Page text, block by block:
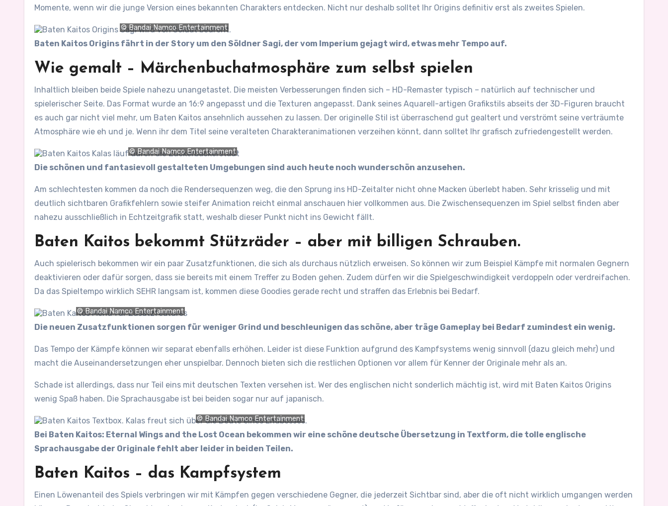
Momente, wenn wir die junge Version eines bekannten Charakters entdecken. Nicht nur deshalb solltet Ihr Origins definitiv erst als zweites Spielen.
© Bandai Namco Entertainment
Baten Kaitos Origins fährt in der Story um den Söldner Sagi, der vom Imperium gejagt wird, etwas mehr Tempo auf.
Wie gemalt – Märchenbuchatmosphäre zum selbst spielen
Inhaltlich bleiben beide Spiele nahezu unangetastet. Die meisten Verbesserungen finden sich – HD-Remaster typisch – natürlich auf technischer und
spielerischer Seite. Das Format wurde an 16:9 angepasst und die Texturen angepasst. Dank seines Aquarell-artigen Grafikstils abseits der 3D-Figuren braucht
es auch gar nicht viel mehr, um Baten Kaitos ansehnlich aussehen zu lassen. Der originelle Stil ist überraschend gut gealtert und verströmt seine verträumte
Atmosphäre wie eh und je. Wenn ihr dem Titel seine veralteten Charakteranimationen verzeihen könnt, dann solltet Ihr grafisch zufriedengestellt werden.
© Bandai Namco Entertainment
Die schönen und fantasievoll gestalteten Umgebungen sind auch heute noch wunderschön anzusehen.
Am schlechtesten kommen da noch die Rendersequenzen weg, die den Sprung ins HD-Zeitalter nicht ohne Macken überlebt haben. Sehr krisselig und mit
deutlich sichtbaren Grafikfehlern sowie steifer Animation reicht einmal anschauen hier vollkommen aus. Die Zwischensequenzen im Spiel selbst finden aber
nahezu ausschließlich in Echtzeitgrafik statt, weshalb dieser Punkt nicht ins Gewicht fällt.
Baten Kaitos bekommt Stützräder – aber mit billigen Schrauben.
Auch spielerisch bekommen wir ein paar Zusatzfunktionen, die sich als durchaus nützlich erweisen. So können wir zum Beispiel Kämpfe mit normalen Gegnern
deaktivieren oder dafür sorgen, dass sie bereits mit einem Treffer zu Boden gehen. Zudem dürfen wir die Spielgeschwindigkeit verdoppeln oder verdreifachen.
Da das Spieltempo wirklich SEHR langsam ist, kommen diese Goodies gerade recht und straffen das Erlebnis bei Bedarf.
© Bandai Namco Entertainment
Die neuen Zusatzfunktionen sorgen für weniger Grind und beschleunigen das schöne, aber träge Gameplay bei Bedarf zumindest ein wenig.
Das Tempo der Kämpfe können wir separat ebenfalls erhöhen. Leider ist diese Funktion aufgrund des Kampfsystems wenig sinnvoll (dazu gleich mehr) und
macht die Auseinandersetzungen eher unspielbar. Dennoch bieten sich die restlichen Optionen vor allem für Kenner der Originale mehr als an.
Schade ist allerdings, dass nur Teil eins mit deutschen Texten versehen ist. Wer des englischen nicht sonderlich mächtig ist, wird mit Baten Kaitos Origins
wenig Spaß haben. Die Sprachausgabe ist bei beiden sogar nur auf japanisch.
© Bandai Namco Entertainment
Bei Baten Kaitos: Eternal Wings and the Lost Ocean bekommen wir eine schöne deutsche Übersetzung in Textform, die tolle englische
Sprachausgabe der Originale fehlt aber leider in beiden Teilen.
Baten Kaitos – das Kampfsystem
Einen Löwenanteil des Spiels verbringen wir mit Kämpfen gegen verschiedene Gegner, die jederzeit Sichtbar sind, aber die oft nicht wirklich umgangen werden